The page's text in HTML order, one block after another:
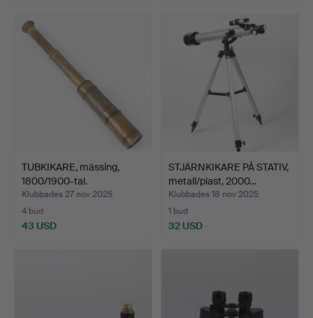
TUBKIKARE, mässing,
1800/1900-tal.
Klubbades 27 nov 2025
4 bud
43 USD
STJÄRNKIKARE PÅ STATIV,
metall/plast, 2000…
Klubbades 18 nov 2025
1 bud
32 USD